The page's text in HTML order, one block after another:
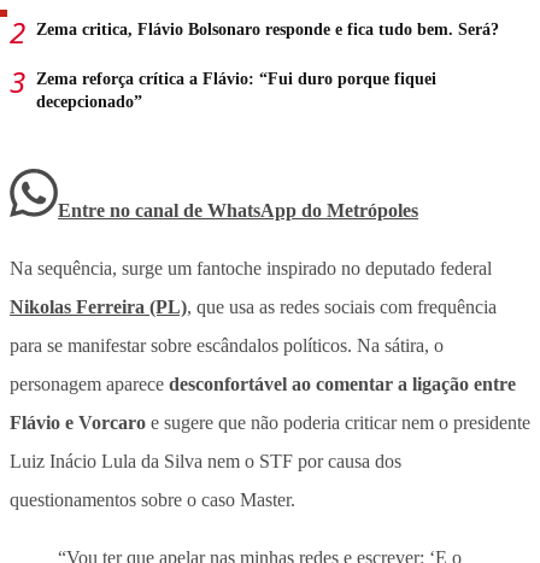
Zema critica, Flávio Bolsonaro responde e fica tudo bem. Será?
Zema reforça crítica a Flávio: “Fui duro porque fiquei
decepcionado”
Entre no canal de WhatsApp do Metrópoles
Na sequência, surge um fantoche inspirado no deputado federal
Nikolas Ferreira (PL), que usa as redes sociais com frequência
para se manifestar sobre escândalos políticos. Na sátira, o
personagem aparece desconfortável ao comentar a ligação entre
Flávio e Vorcaro e sugere que não poderia criticar nem o presidente
Luiz Inácio Lula da Silva nem o STF por causa dos
questionamentos sobre o caso Master.
“Vou ter que apelar nas minhas redes e escrever: ‘E o